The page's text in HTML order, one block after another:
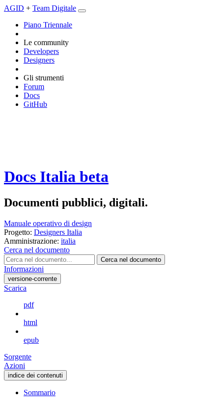
AGID + Team Digitale
Piano Triennale
Le community
Developers
Designers
Gli strumenti
Forum
Docs
GitHub
Docs Italia beta
Documenti pubblici, digitali.
Manuale operativo di design
Progetto: Designers Italia
Amministrazione: italia
Cerca nel documento
Cerca nel documento
Informazioni
versione-corrente
Scarica
pdf
html
epub
Sorgente
Azioni
indice dei contenuti
Sommario